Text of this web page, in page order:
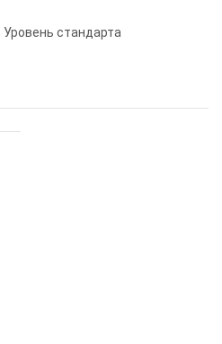
Уровень стандарта